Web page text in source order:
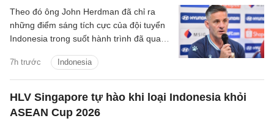
7h trước Indonesia
Theo đó ông John Herdman đã chỉ ra
những điểm sáng tích cực của đội tuyển
Indonesia trong suốt hành trình đã qua
HLV Singapore tự hào khi loại Indonesia khỏi
ASEAN Cup 2026